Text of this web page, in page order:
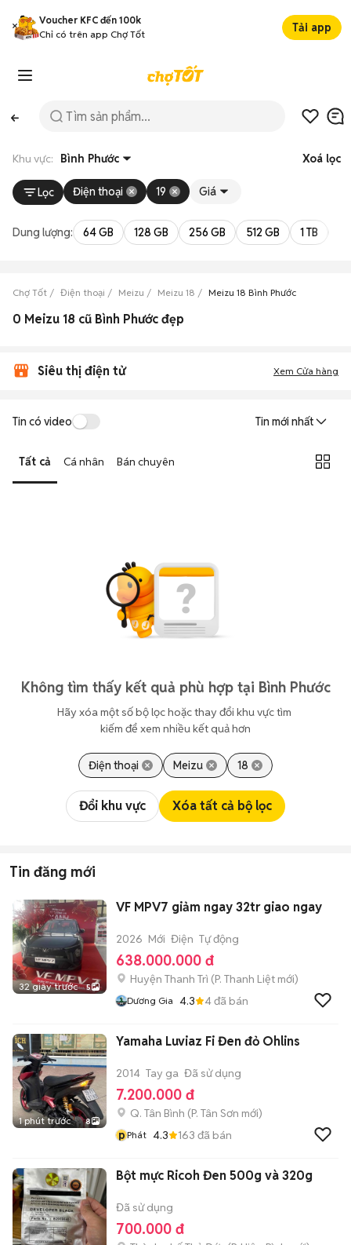
Voucher KFC đến 100k
Chỉ có trên app Chợ Tốt
Tải app
Khu vực: Bình Phước Xoá lọc
Lọc Điện thoại 19 Giá
Dung lượng: 64 GB 128 GB 256 GB 512 GB 1 TB
Chợ Tốt Điện thoại Meizu Meizu 18 Meizu 18 Bình Phước
0 Meizu 18 cũ Bình Phước đẹp
Siêu thị điện tử Xem Cửa hàng
Tin có video Tin mới nhất
Tất cả Cá nhân Bán chuyên
Không tìm thấy kết quả phù hợp tại Bình Phước
Hãy xóa một số bộ lọc hoặc thay đổi khu vực tìm
kiếm để xem nhiều kết quả hơn
Điện thoại Meizu 18
Đổi khu vực Xóa tất cả bộ lọc
Tin đăng mới
32 giây trước 5
VF MPV7 giảm ngay 32tr giao ngay
2026 Mới Điện Tự động
638.000.000 đ
Huyện Thanh Trì (P. Thanh Liệt mới)
Dương Gia 4.3 4đã bán
1 phút trước 8
Yamaha Luviaz Fi Đen đỏ Ohlins
2014 Tay ga Đã sử dụng
7.200.000 đ
Q. Tân Bình (P. Tân Sơn mới)
pPhát 4.3 163 đã bán
Bột mực Ricoh Đen 500g và 320g
Đã sử dụng
700.000 đ